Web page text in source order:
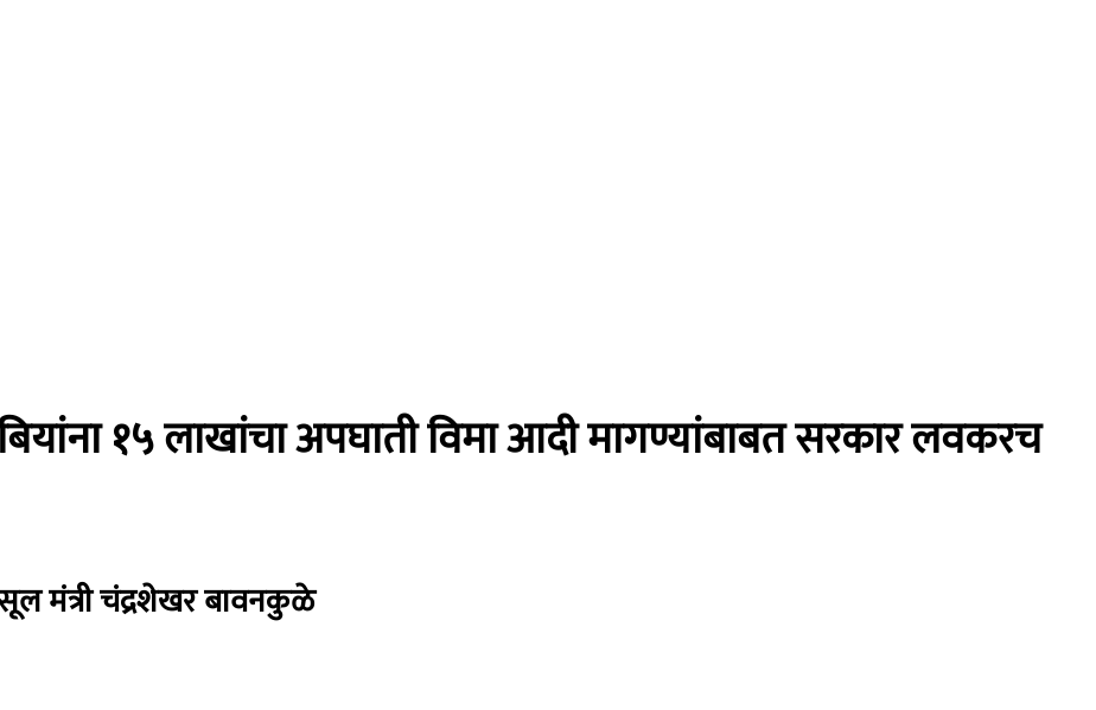
१५ लाखांचा अपघाती विमा आदी मागण्यांबाबत सरकार लवकरच
मंत्री चंद्रशेखर बावनकुळे